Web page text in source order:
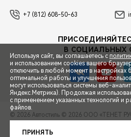
СПЕЦПРЕДЛОЖЕНИЯ
ЗАПИСЬ НА ТЕСТ-ДРАЙВ
+7 (812) 608-50-63
В СОЦИАЛЬНЫХ
© 2026 Автостиль © 2026 ООО «ТЕНЕТ
Используя сайт, вы соглашаетесь с
и использованием cookies вашего
отключить в любой момент в настройках
оптимальной работы и улучшения
могут использоваться системы веб-
Яндекс.Метрика). Продолжая
с применением указанных технологий и
файлов.
ПРИНЯТЬ